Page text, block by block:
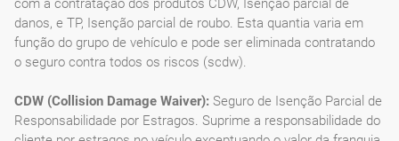
com a contratação dos produtos CDW, Isenção parcial de
danos, e TP, Isenção parcial de roubo. Esta quantia varia em
função do grupo de vehículo e pode ser eliminada contratando
o seguro contra todos os riscos (scdw).
CDW (Collision Damage Waiver): Seguro de Isenção Parcial de
Responsabilidade por Estragos. Suprime a responsabilidade do